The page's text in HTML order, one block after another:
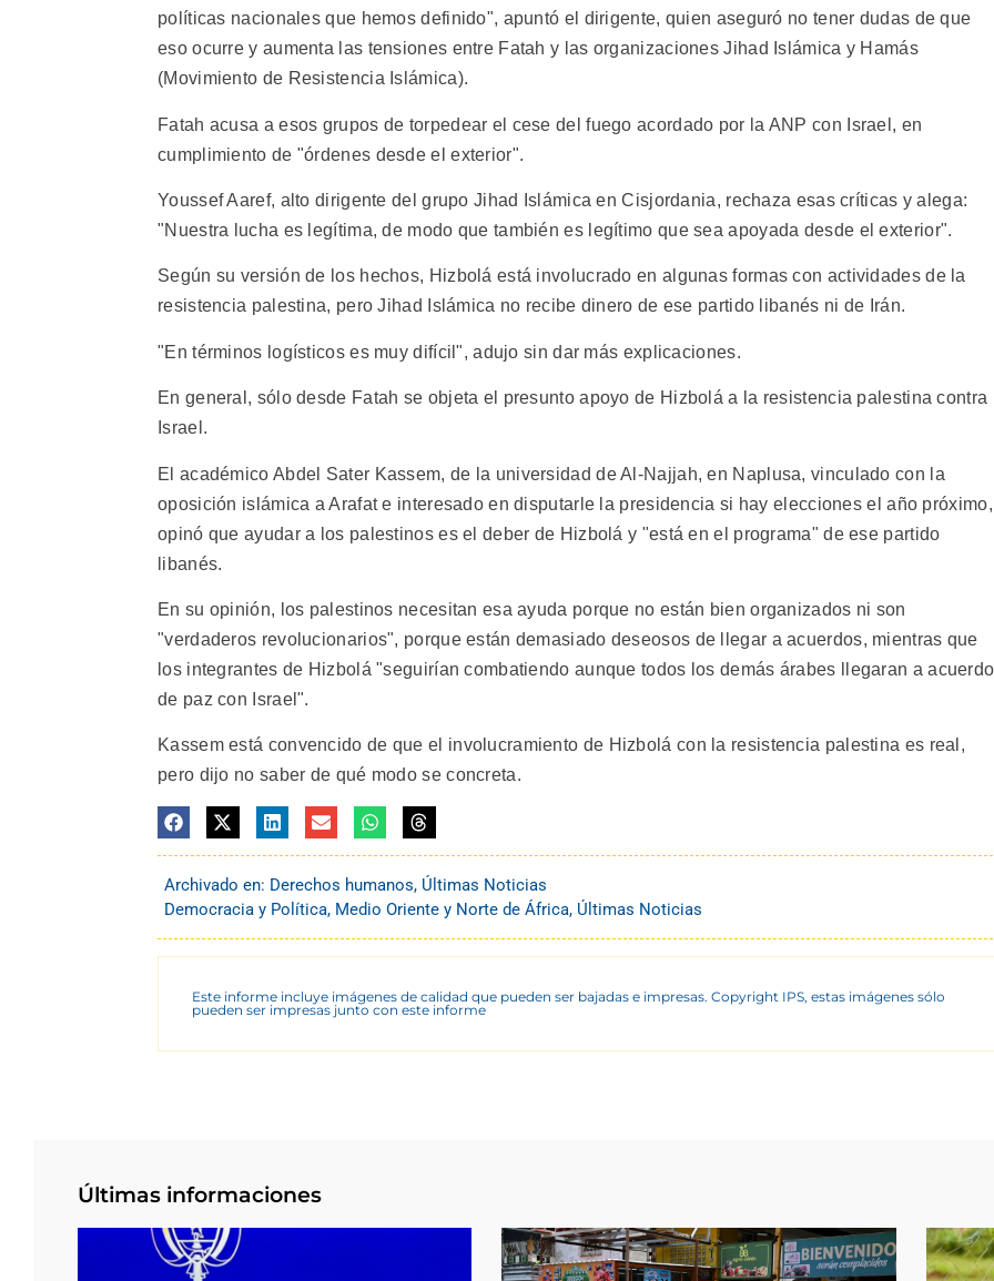
políticas nacionales que hemos definido", apuntó el dirigente, quien aseguró no tener dudas de que
eso ocurre y aumenta las tensiones entre Fatah y las organizaciones Jihad Islámica y Hamás
(Movimiento de Resistencia Islámica).
Fatah acusa a esos grupos de torpedear el cese del fuego acordado por la ANP con Israel, en
cumplimiento de "órdenes desde el exterior".
Youssef Aaref, alto dirigente del grupo Jihad Islámica en Cisjordania, rechaza esas críticas y alega:
"Nuestra lucha es legítima, de modo que también es legítimo que sea apoyada desde el exterior".
Según su versión de los hechos, Hizbolá está involucrado en algunas formas con actividades de la
resistencia palestina, pero Jihad Islámica no recibe dinero de ese partido libanés ni de Irán.
"En términos logísticos es muy difícil", adujo sin dar más explicaciones.
En general, sólo desde Fatah se objeta el presunto apoyo de Hizbolá a la resistencia palestina contra
Israel.
El académico Abdel Sater Kassem, de la universidad de Al-Najjah, en Naplusa, vinculado con la
oposición islámica a Arafat e interesado en disputarle la presidencia si hay elecciones el año próximo,
opinó que ayudar a los palestinos es el deber de Hizbolá y "está en el programa" de ese partido
libanés.
En su opinión, los palestinos necesitan esa ayuda porque no están bien organizados ni son
"verdaderos revolucionarios", porque están demasiado deseosos de llegar a acuerdos, mientras que
los integrantes de Hizbolá "seguirían combatiendo aunque todos los demás árabes llegaran a
de paz con Israel".
Kassem está convencido de que el involucramiento de Hizbolá con la resistencia palestina es real,
pero dijo no saber de qué modo se concreta.
Archivado en: Derechos humanos, Últimas Noticias
Democracia y Política, Medio Oriente y Norte de África, Últimas Noticias
Este informe incluye imágenes de calidad que pueden ser bajadas e impresas. Copyright IPS, estas imágenes sólo
pueden ser impresas junto con este informe
Últimas informaciones